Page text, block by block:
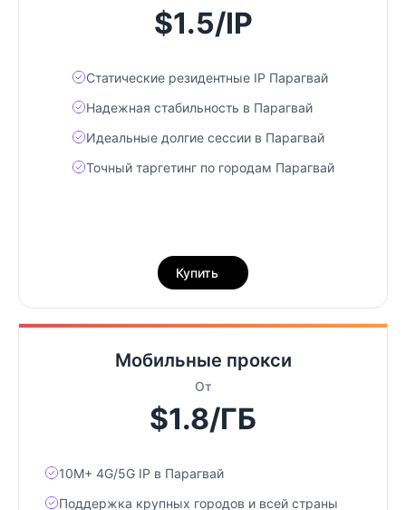
$1.5/IP
Статические резидентные IP Парагвай
Надежная стабильность в Парагвай
Идеальные долгие сессии в Парагвай
Точный таргетинг по городам Парагвай
Купить
Мобильные прокси
От
$1.8/ГБ
10М+ 4G/5G IP в Парагвай
Поддержка крупных городов и всей страны